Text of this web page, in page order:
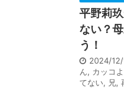
平野莉
ない？
う！
2024/
ん, カッコ
てない, 兄,